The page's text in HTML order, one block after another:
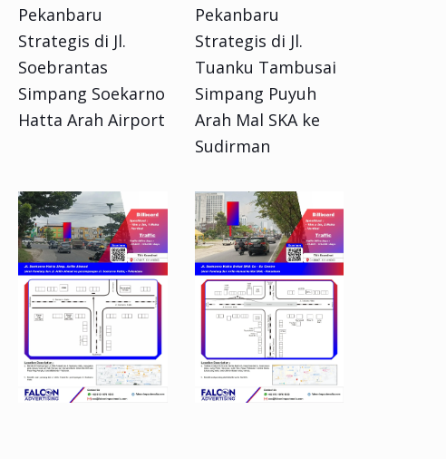
Pekanbaru
Strategis di Jl.
Soebrantas
Simpang Soekarno
Hatta Arah Airport
Pekanbaru
Strategis di Jl.
Tuanku Tambusai
Simpang Puyuh
Arah Mal SKA ke
Sudirman